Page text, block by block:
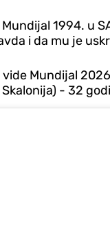
1994. u
i da mu je
Mundijal
- 32